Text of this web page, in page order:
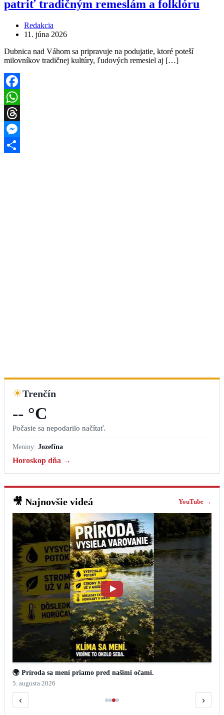
patriť tradičným remeslám a folklóru
Redakcia
11. júna 2026
Dubnica nad Váhom sa pripravuje na podujatie, ktoré poteší
milovníkov tradičnej kultúry, ľudových remesiel aj […]
Facebook
WhatsApp
Threads
Messenger
☀Trenčín
-- °C
Počasie sa nepodarilo načítať.
Meniny: Jozefína
Horoskop dňa →
🎥 Najnovšie videá YouTube →
🌍 Príroda sa mení priamo pred našimi očami.
5. augusta 2026
‹ ›